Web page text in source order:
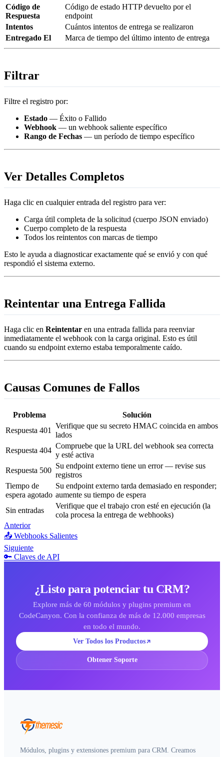
Código de
Respuesta
Código de estado HTTP devuelto por el
endpoint
Intentos
Cuántos intentos de entrega se realizaron
Entregado El
Marca de tiempo del último intento de entrega
Filtrar
Filtre el registro por:
Estado — Éxito o Fallido
Webhook — un webhook saliente específico
Rango de Fechas — un período de tiempo específico
Ver Detalles Completos
Haga clic en cualquier entrada del registro para ver:
Carga útil completa de la solicitud (cuerpo JSON enviado)
Cuerpo completo de la respuesta
Todos los reintentos con marcas de tiempo
Esto le ayuda a diagnosticar exactamente qué se envió y con qué
respondió el sistema externo.
Reintentar una Entrega Fallida
Haga clic en Reintentar en una entrada fallida para reenviar
inmediatamente el webhook con la carga original. Esto es útil
cuando su endpoint externo estaba temporalmente caído.
Causas Comunes de Fallos
Problema
Solución
Respuesta 401
Verifique que su secreto HMAC coincida en ambos
lados
Respuesta 404
Compruebe que la URL del webhook sea correcta
y esté activa
Respuesta 500
Su endpoint externo tiene un error — revise sus
registros
Tiempo de
espera agotado
Su endpoint externo tarda demasiado en responder;
aumente su tiempo de espera
Sin entradas
Verifique que el trabajo cron esté en ejecución (la
cola procesa la entrega de webhooks)
Anterior
📤 Webhooks Salientes
Siguiente
🔑 Claves de API
¿Listo para potenciar tu CRM?
Explore más de 60 módulos y plugins premium en
CodeCanyon. Con la confianza de más de 12.000 empresas
en todo el mundo.
Ver Todos los Productos
Obtener Soporte
Módulos, plugins y extensiones premium para CRM. Creamos